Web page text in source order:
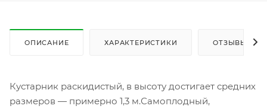
ОПИСАНИЕ ХАРАКТЕРИСТИКИ ОТЗЫВЫ
Кустарник раскидистый, в высоту достигает средних
размеров — примерно 1,3 м.Самоплодный,